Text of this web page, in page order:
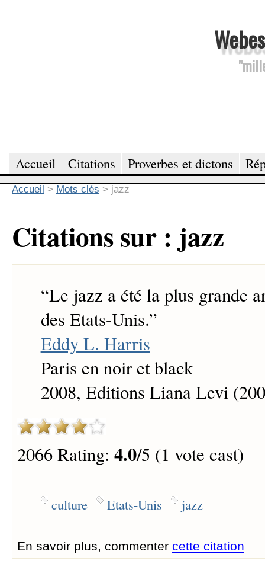
Accueil Citations Proverbes et dictons
Accueil > Mots clés > jazz
Citations sur : jazz
“Le jazz a été la plus grande
des Etats-Unis.”
Eddy L. Harris
Paris en noir et black
2008, Editions Liana Levi
2066 Rating: 4.0/5 (1 vote cast)
culture Etats-Unis jazz
En savoir plus, commenter cette citation